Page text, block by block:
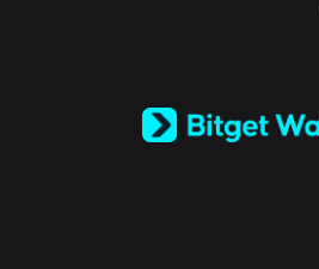
Español (Latinoamérica)